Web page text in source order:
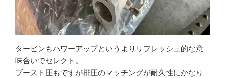
タービンもパワーアップというよりリフレッシュ的な意
味合いでセレクト。
ブースト圧もですが排圧のマッチングが耐久性にかなり